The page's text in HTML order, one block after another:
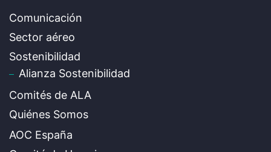
Comunicación
Sector aéreo
Sostenibilidad
Alianza Sostenibilidad
Comités de ALA
Quiénes Somos
AOC España